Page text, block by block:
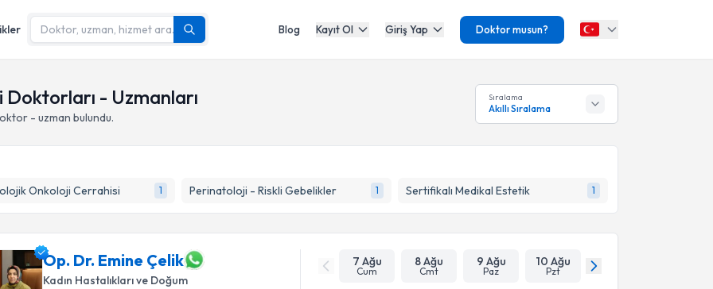
Blog Kayıt Ol Giriş Yap Doktor musun?
- Uzmanları
- uzman bulundu.
Sıralama
Akıllı Sıralama
Onkoloji Cerrahisi 1 Perinatoloji - Riskli Gebelikler 1 Sertifikalı Medikal Estetik 1
Op. Dr. Emine Çelik
Kadın Hastalıkları ve Doğum
7 Ağu
Cum
8 Ağu
Cmt
9 Ağu
Paz
10 Ağu
Pzt